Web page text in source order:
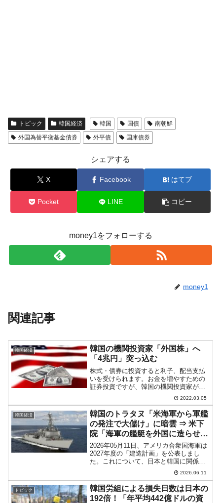
トピック 韓国経済 韓国 国債
南朝鮮
外国為替平衡基金債券
外平債 国庫債券
シェアする
X Facebook はてブ
Pocket LINE コピー
money1をフォローする
money1
関連記事
韓国経済
韓国の機関投資家「外国株」へ
「4兆円」突っ込む
株式・債券に投資すると利子、配当支払
いを受けられます。お金を増やすための
証券投資ですが、韓国の機関投資家が外
国の証券にどのくらい資金を投入したの
かを見てみます。投資のアガリが外国か
ら入ってくるためのタネ銭の投下です
が、これは当然ながら資金流...
2022.03.05
韓国経済
韓国のトラタヌ「米海軍から軍艦
の発注で大儲け」に暗雲 ⇒ 米下
院「海軍の艦艇を外国に造らせる
な」
2026年05月11日、アメリカ合衆国海軍は
2027年度の「建造計画」を公表しまし
た。これについて、日本と韓国に関係す
る件が注目されています。合衆国は建造
するための造船力が非常に衰えています
で、トランプ大統領は日韓の造船企業を
活用するプラン...
2026.06.11
トピック
韓国労組による損失日数は日本の
192倍！「年平均442億ドルの資